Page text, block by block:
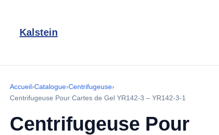
Kalstein
Accueil›Catalogue›Centrifugeuse›
Centrifugeuse Pour Cartes de Gel YR142-3 – YR142-3-1
Centrifugeuse Pour